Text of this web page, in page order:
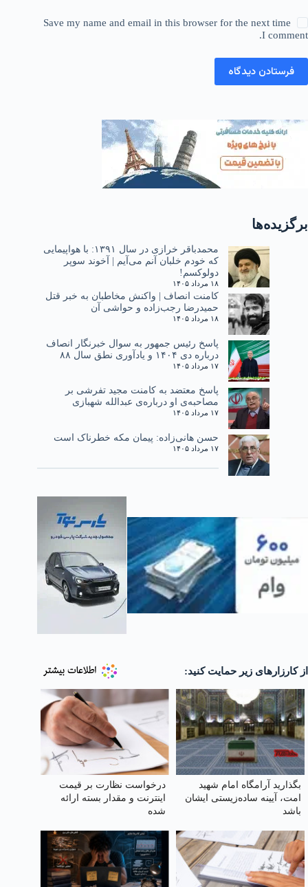
Save my name and email in this browser for the next time
I comment.
فرستادن دیدگاه
برگزیده‌ها
محمدباقر خرازی در سال ۱۳۹۱: با هواپیمایی
که خودم خلبان آنم می‌آیم | آخوند سوپر
دولوکسم!
۱۸ مرداد ۱۴۰۵
کامنت انصاف | واکنش مخاطبان به خبر قتل
حمیدرضا رجب‌زاده و حواشی آن
۱۸ مرداد ۱۴۰۵
پاسخ رئیس جمهور به سوال خبرنگار انصاف
درباره دی ۱۴۰۴ و یادآوری نطق سال ۸۸
۱۷ مرداد ۱۴۰۵
پاسخ معتضد به کامنت مجید تفرشی بر
مصاحبه‌ی او درباره‌ی عبدالله شهبازی
۱۷ مرداد ۱۴۰۵
حسن هانی‌زاده: پیمان مکه خطرناک است
۱۷ مرداد ۱۴۰۵
از کارزارهای زیر حمایت کنید:
بگذارید آرامگاه امام شهید
امت، آیینه ساده‌زیستی ایشان
باشد
درخواست نظارت بر قیمت
اینترنت و مقدار بسته ارائه
شده